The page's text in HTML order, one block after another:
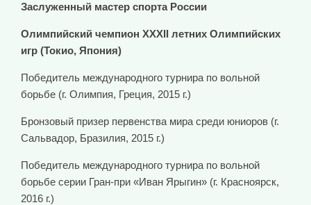
Заслуженный мастер спорта России
Олимпийский чемпион XXXII летних Олимпийских
игр (Токио, Япония)
Победитель международного турнира по вольной
борьбе (г. Олимпия, Греция, 2015 г.)
Бронзовый призер первенства мира среди юниоров (г.
Сальвадор, Бразилия, 2015 г.)
Победитель международного турнира по вольной
борьбе серии Гран-при «Иван Ярыгин» (г. Красноярск,
2016 г.)